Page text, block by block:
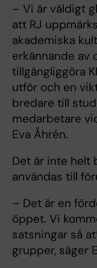
– Vi är väldigt
att RJ
akademiska
erkännande av
tillgängliggöra
utför och en
bredare till
medarbetare
Eva Åhrén.
Det är inte helt
användas till
– Det är en
öppet. Vi
satsningar så
grupper, säger